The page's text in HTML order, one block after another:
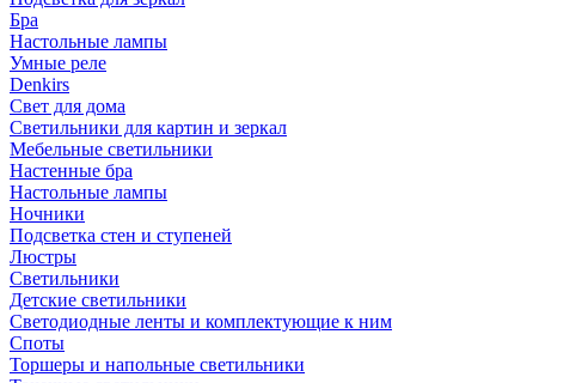
Бра
Настольные лампы
Умные реле
Denkirs
Свет для дома
Светильники для картин и зеркал
Мебельные светильники
Настенные бра
Настольные лампы
Ночники
Подсветка стен и ступеней
Люстры
Светильники
Детские светильники
Светодиодные ленты и комплектующие к ним
Споты
Торшеры и напольные светильники